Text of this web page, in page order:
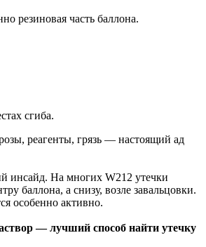
резиновая часть баллона.
сгиба.
реагенты, грязь — настоящий ад
инсайд. На многих W212 утечки
баллона, а снизу, возле завальцовки.
особенно активно.
— лучший способ найти утечку